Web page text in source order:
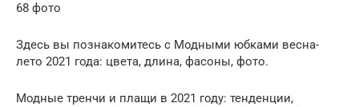
68 фото
Здесь вы познакомитесь с Модными юбками весна-
лето 2021 года: цвета, длина, фасоны, фото.
Модные тренчи и плащи в 2021 году: тенденции,